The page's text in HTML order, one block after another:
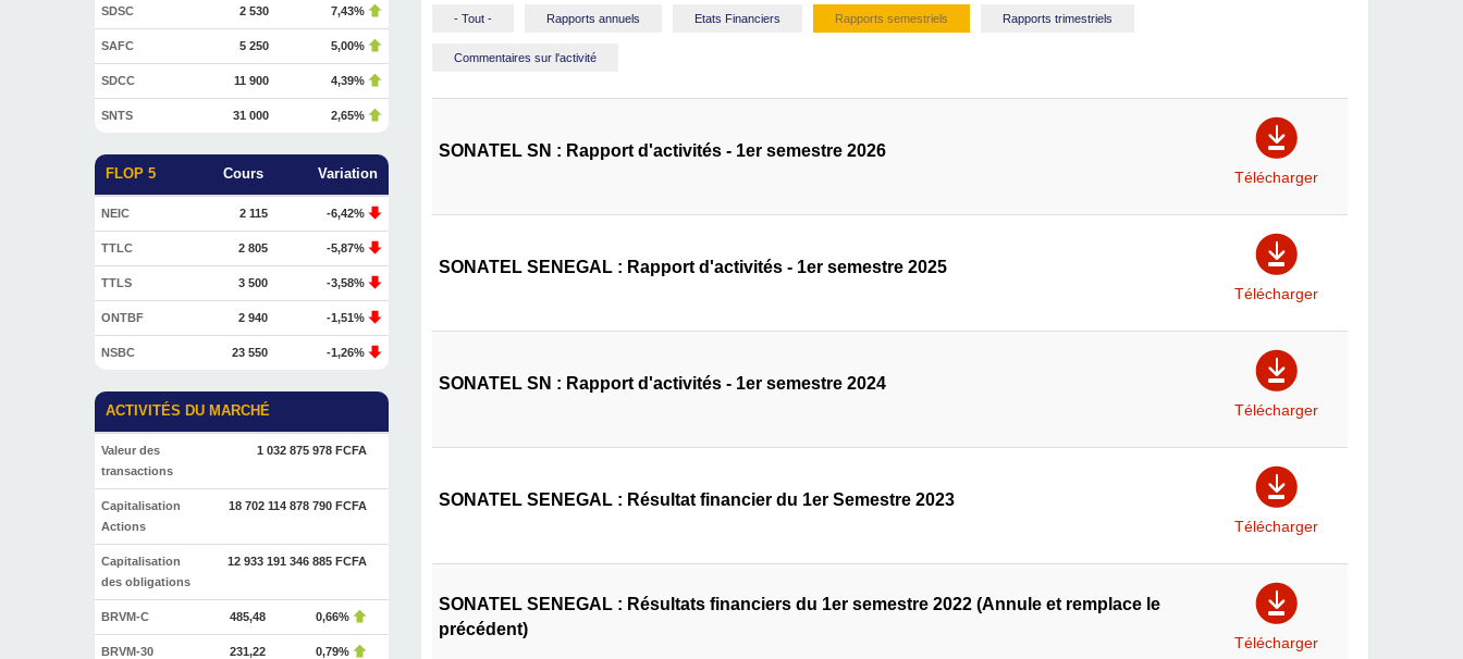
SDSC 2 530 7,43%
SAFC 5 250 5,00%
SDCC 11 900 4,39%
SNTS 31 000 2,65%
FLOP 5 Cours Variation
NEIC 2 115 -6,42%
TTLC 2 805 -5,87%
TTLS 3 500 -3,58%
ONTBF 2 940 -1,51%
NSBC 23 550 -1,26%
ACTIVITÉS DU MARCHÉ
Valeur des
transactions
1 032 875 978 FCFA
Capitalisation
Actions
18 702 114 878 790 FCFA
Capitalisation
des obligations
12 933 191 346 885 FCFA
BRVM-C 485,48 0,66%
BRVM-30 231,22 0,79%
- Tout - Rapports annuels Etats Financiers Rapports semestriels Rapports trimestriels
Commentaires sur l'activité
SONATEL SN : Rapport d'activités - 1er semestre 2026
Télécharger
SONATEL SENEGAL : Rapport d'activités - 1er semestre 2025
Télécharger
SONATEL SN : Rapport d'activités - 1er semestre 2024
Télécharger
SONATEL SENEGAL : Résultat financier du 1er Semestre 2023
Télécharger
SONATEL SENEGAL : Résultats financiers du 1er semestre 2022 (Annule et remplace le
précédent)
Télécharger